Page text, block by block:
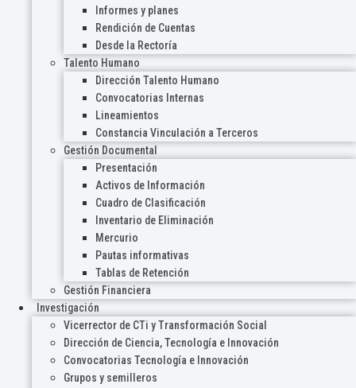
Informes y planes
Rendición de Cuentas
Desde la Rectoría
Talento Humano
Dirección Talento Humano
Convocatorias Internas
Lineamientos
Constancia Vinculación a Terceros
Gestión Documental
Presentación
Activos de Información
Cuadro de Clasificación
Inventario de Eliminación
Mercurio
Pautas informativas
Tablas de Retención
Gestión Financiera
Investigación
Vicerrector de CTi y Transformación Social
Dirección de Ciencia, Tecnología e Innovación
Convocatorias Tecnología e Innovación
Grupos y semilleros